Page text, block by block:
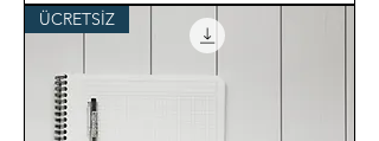
ÜCRETSİZ